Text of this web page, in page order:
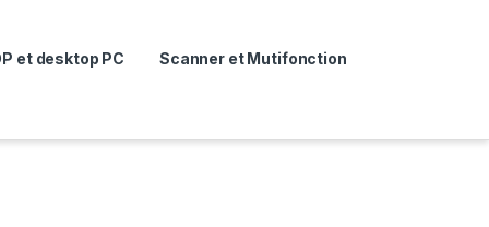
et desktop PC Scanner et Mutifonction